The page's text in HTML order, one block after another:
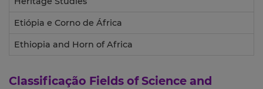
Etiópia e Corno de África
Ethiopia and Horn of Africa
Classificação Fields of Science and